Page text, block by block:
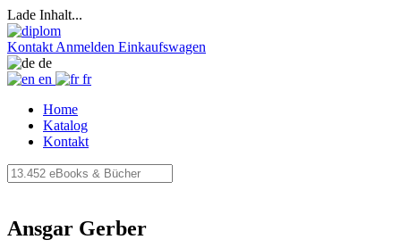
Lade Inhalt...
Kontakt Anmelden Einkaufswagen
de
en
fr
Home
Katalog
Kontakt
Ansgar Gerber